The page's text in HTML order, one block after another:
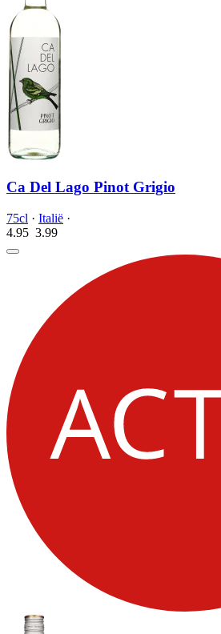
Ca Del Lago Pinot Grigio
75cl · Italië ·
4.95 3.99